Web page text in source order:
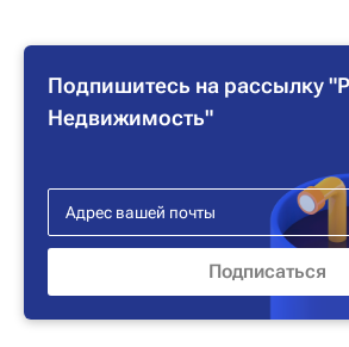
Подпишитесь на рассылку
Недвижимость"